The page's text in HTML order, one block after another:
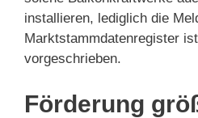
installieren, lediglich die
Marktstammdatenregister
vorgeschrieben.
Förderung